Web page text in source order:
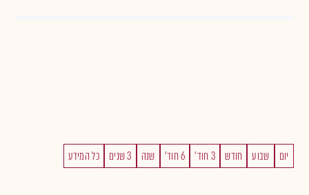
יום שבוע חודש 3 חוד' 6 חוד' שנה 3 שנים כל המידע